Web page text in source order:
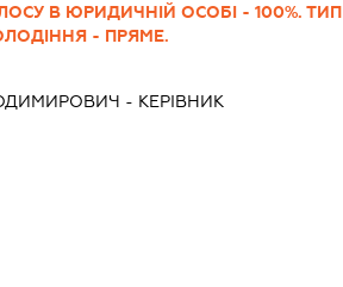
В ЮРИДИЧНІЙ ОСОБІ - 100%. ТИП
- ПРЯМЕ.
- КЕРІВНИК